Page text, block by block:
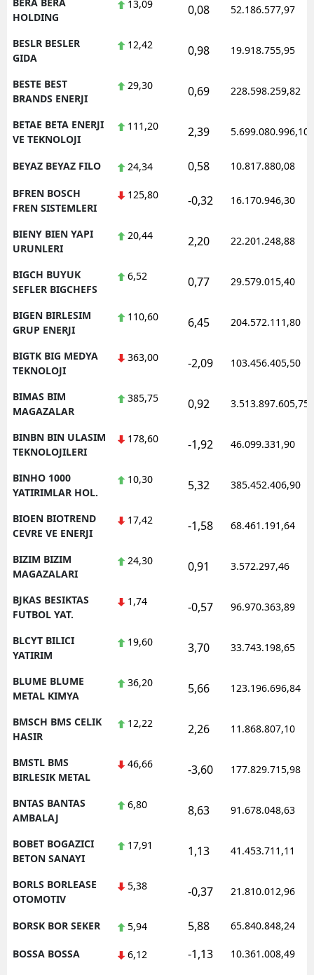
HOLDING
13,09 0,08 52.186.577,97
BESLR BESLER
GIDA
12,42 0,98 19.918.755,95
BESTE BEST
BRANDS ENERJI
29,30 0,69 228.598.259,82
BETAE BETA ENERJI
VE TEKNOLOJI
111,20 2,39 5.699.080.996,10
BEYAZ BEYAZ FILO 24,34 0,58 10.817.880,08
BFREN BOSCH
FREN SISTEMLERI
125,80 -0,32 16.170.946,30
BIENY BIEN YAPI
URUNLERI
20,44 2,20 22.201.248,88
BIGCH BUYUK
SEFLER BIGCHEFS
6,52 0,77 29.579.015,40
BIGEN BIRLESIM
GRUP ENERJI
110,60 6,45 204.572.111,80
BIGTK BIG MEDYA
TEKNOLOJI
363,00 -2,09 103.456.405,50
BIMAS BIM
MAGAZALAR
385,75 0,92 3.513.897.605,75
BINBN BIN ULASIM
TEKNOLOJILERI
178,60 -1,92 46.099.331,90
BINHO 1000
YATIRIMLAR HOL.
10,30 5,32 385.452.406,90
BIOEN BIOTREND
CEVRE VE ENERJI
17,42 -1,58 68.461.191,64
BIZIM BIZIM
MAGAZALARI
24,30 0,91 3.572.297,46
BJKAS BESIKTAS
FUTBOL YAT.
1,74 -0,57 96.970.363,89
BLCYT BILICI
YATIRIM
19,60 3,70 33.743.198,65
BLUME BLUME
METAL KIMYA
36,20 5,66 123.196.696,84
BMSCH BMS CELIK
HASIR
12,22 2,26 11.868.807,10
BMSTL BMS
BIRLESIK METAL
46,66 -3,60 177.829.715,98
BNTAS BANTAS
AMBALAJ
6,80 8,63 91.678.048,63
BOBET BOGAZICI
BETON SANAYI
17,91 1,13 41.453.711,11
BORLS BORLEASE
OTOMOTIV
5,38 -0,37 21.810.012,96
BORSK BOR SEKER 5,94 5,88 65.840.848,24
BOSSA BOSSA 6,12 -1,13 10.361.008,49